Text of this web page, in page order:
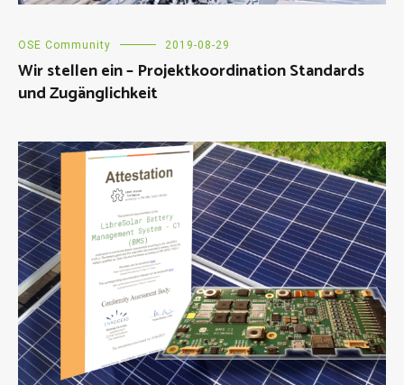
OSE Community 2019-08-29
Wir stellen ein – Projektkoordination Standards
und Zugänglichkeit